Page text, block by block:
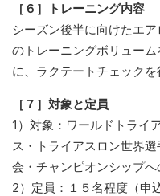
［６］トレーニング内容
シーズン後半に向けたエ
のトレーニングボリュー
に、ラクテートチェック
［７］対象と定員
1）対象：ワールドトライ
ス・トライアスロン世界
会・チャンピオンシップ
2）定員：１５名程度（申